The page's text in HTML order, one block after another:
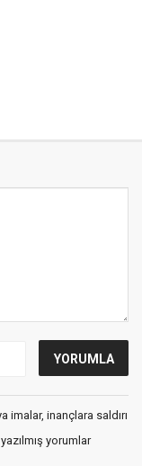
imalar, inançlara saldırı
yorumlar